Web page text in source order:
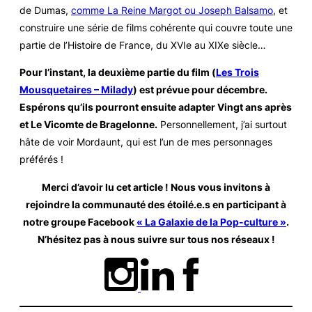
de Dumas, comme La Reine Margot ou Joseph Balsamo, et
construire une série de films cohérente qui couvre toute une
partie de l’Histoire de France, du XVIe au XIXe siècle…
Pour l’instant, la deuxième partie du film (Les Trois
Mousquetaires – Milady) est prévue pour décembre.
Espérons qu’ils pourront ensuite adapterVingt ans après
etLe Vicomte de Bragelonne. Personnellement, j’ai surtout
hâte de voir Mordaunt, qui est l’un de mes personnages
préférés !
Merci d’avoir lu cet article ! Nous vous invitons à
rejoindre la communauté des étoilé.e.s en participant à
notre groupe Facebook « La Galaxie de la Pop-culture ».
N’hésitez pas à nous suivre sur tous nos réseaux!